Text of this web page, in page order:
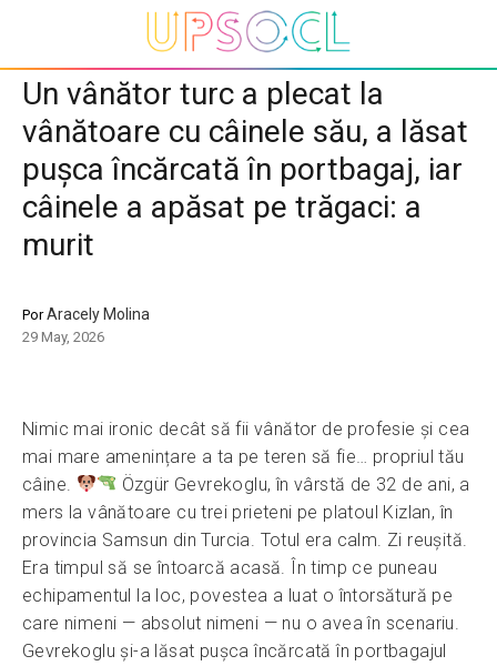
Un vânător turc a plecat la
vânătoare cu câinele său, a lăsat
pușca încărcată în portbagaj, iar
câinele a apăsat pe trăgaci: a
murit
PorAracely Molina
29 May, 2026
Nimic mai ironic decât să fii vânător de profesie și cea
mai mare amenințare a ta pe teren să fie… propriul tău
câine.
Özgür Gevrekoglu, în vârstă de 32 de ani, a
mers la vânătoare cu trei prieteni pe platoul Kizlan, în
provincia Samsun din Turcia. Totul era calm. Zi reușită.
Era timpul să se întoarcă acasă. În timp ce puneau
echipamentul la loc, povestea a luat o întorsătură pe
care nimeni — absolut nimeni — nu o avea în scenariu.
Gevrekoglu și-a lăsat pușca încărcată în portbagajul